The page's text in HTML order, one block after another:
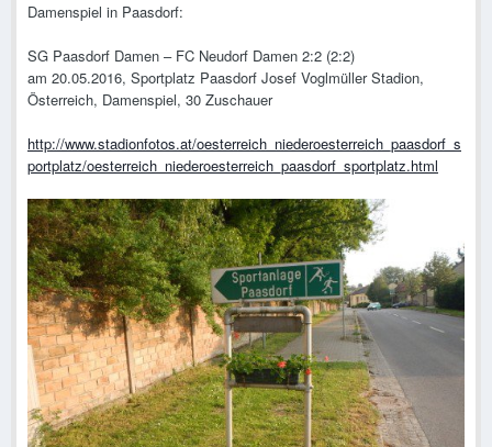
Damenspiel in Paasdorf:
SG Paasdorf Damen – FC Neudorf Damen 2:2 (2:2)
am 20.05.2016, Sportplatz Paasdorf Josef Voglmüller Stadion,
Österreich, Damenspiel, 30 Zuschauer
http://www.stadionfotos.at/oesterreich_niederoesterreich_paasdorf_s
portplatz/oesterreich_niederoesterreich_paasdorf_sportplatz.html